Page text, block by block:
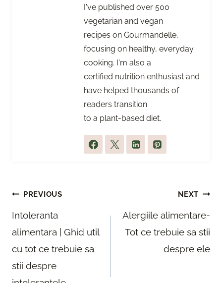
I've published over 500
vegetarian and vegan
recipes on Gourmandelle,
focusing on healthy, everyday
cooking. I'm also a
certified nutrition enthusiast and
have helped thousands of
readers transition
to a plant-based diet.
Post
navigation
PREVIOUS
Intoleranta
alimentara | Ghid util
cu tot ce trebuie sa
stii despre
NEXT
Alergiile alimentare-
Tot ce trebuie sa stii
despre ele